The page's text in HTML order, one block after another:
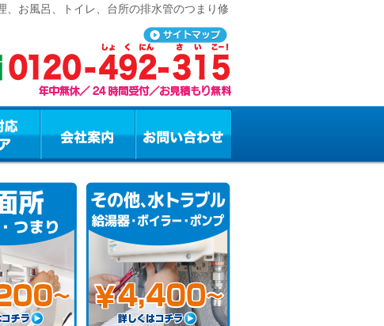
お風呂、トイレ、台所の排水管のつまり修